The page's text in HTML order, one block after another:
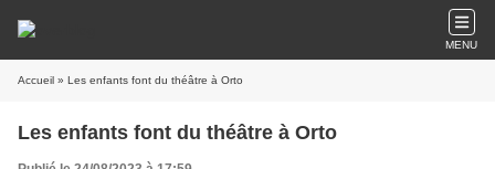
MENU
Accueil » Les enfants font du théâtre à Orto
Les enfants font du théâtre à Orto